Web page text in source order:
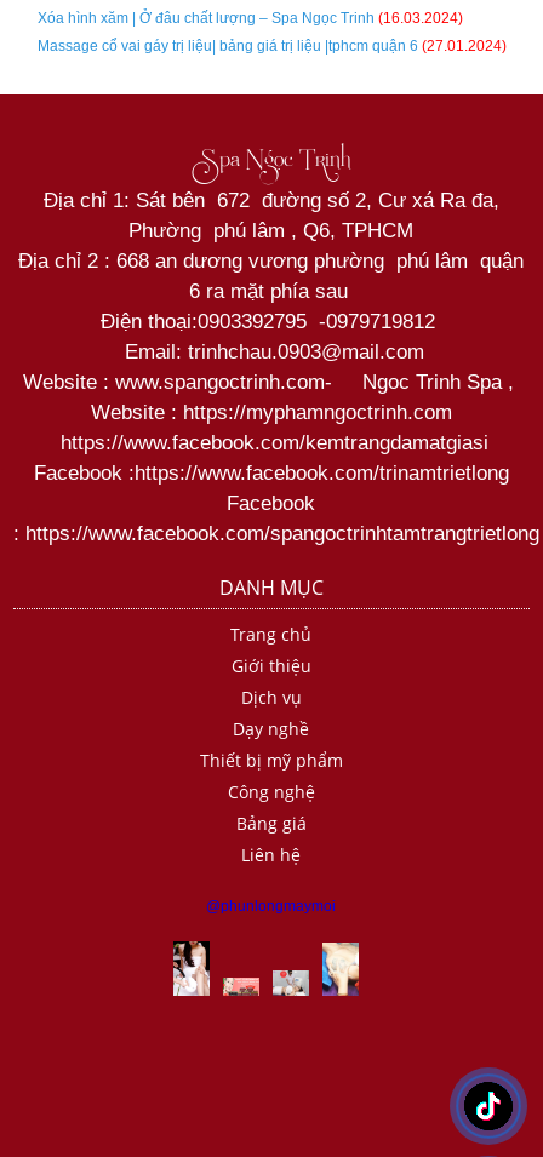
Xóa hình xăm | Ở đâu chất lượng – Spa Ngọc Trinh (16.03.2024)
Massage cổ vai gáy trị liệu| bảng giá trị liệu |tphcm quận 6(27.01.2024)
Spa Ngọc Trinh
Địa chỉ 1: Sát bên 672 đường số 2, Cư xá Ra đa,
Phường phú lâm , Q6, TPHCM
Địa chỉ 2 : 668 an dương vương phường phú lâm quận
6 ra mặt phía sau
Điện thoại:0903392795 -0979719812
Email: trinhchau.0903@mail.com
Website : www.spangoctrinh.com- Ngoc Trinh Spa ,
Website : https://myphamngoctrinh.com
https://www.facebook.com/kemtrangdamatgiasi
Facebook :https://www.facebook.com/trinamtrietlong
Facebook
: https://www.facebook.com/spangoctrinhtamtrangtrietlong
DANH MỤC
Trang chủ
Giới thiệu
Dịch vụ
Dạy nghề
Thiết bị mỹ phẩm
Công nghệ
Bảng giá
Liên hệ
@phunlongmaymoi